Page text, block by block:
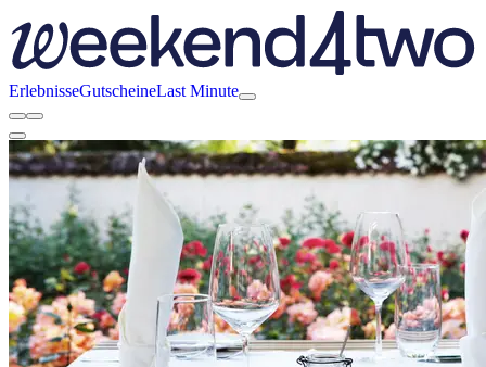
ErlebnisseGutscheineLast Minute